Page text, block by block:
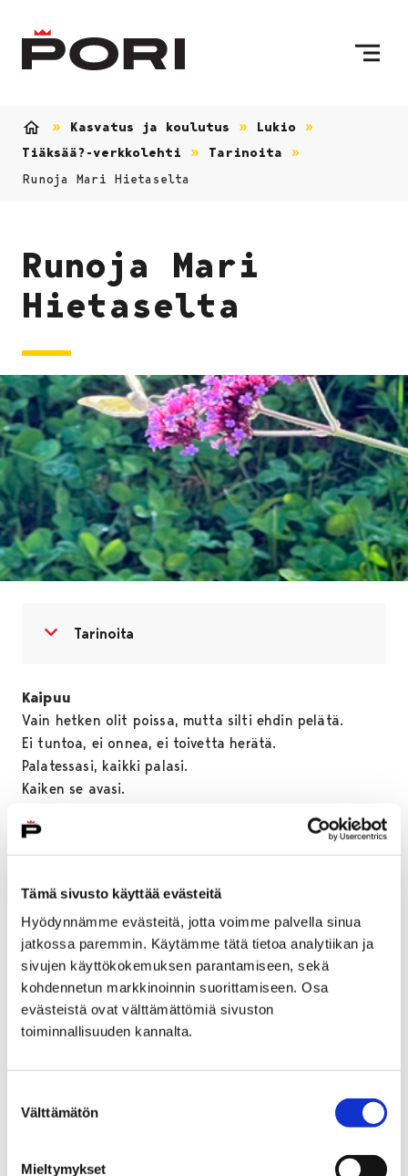
Tämä sivusto käyttää evästeitä
Hyödynnämme evästeitä, jotta voimme palvella sinua
jatkossa paremmin. Käytämme tätä tietoa analytiikan ja
sivujen käyttökokemuksen parantamiseen, sekä
kohdennetun markkinoinnin suorittamiseen. Osa
evästeistä ovat välttämättömiä sivuston
toiminnallisuuden kannalta.
valinta
Välttämätön
Mieltymykset
Kasvatus ja koulutus
Lukio
Tiäksää?-verkkolehti
Tarinoita
Runoja Mari Hietaselta
Runoja Mari
Hietaselta
Avaa valikko
Sulje valikko
Tarinoita
Kaipuu
Vain hetken olit poissa, mutta silti ehdin pelätä.
Ei tuntoa, ei onnea, ei toivetta herätä.
Palatessasi, kaikki palasi.
Kaiken se avasi.
Omatunto
Harmita.
Eikö edes omatunto kolkuta?
Katsot kuin se olisin minä.
Minä, se, joka kipua tuo.
Vaan ei, syy on sinun, sinä kipua luot.
Ruskea
Maaperän ruskea multa.
Puut se saa kukoistamaan.
Ne auttaa hengittämään.